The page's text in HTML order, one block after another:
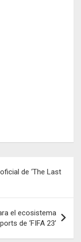
de ‘The Last
el ecosistema
de ‘FIFA 23’